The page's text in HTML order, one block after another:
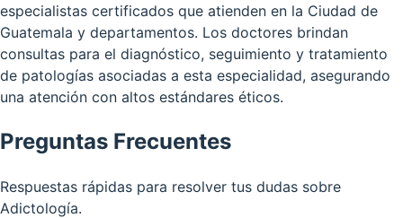
especialistas certificados que atienden en la Ciudad de
Guatemala y departamentos. Los doctores brindan
consultas para el diagnóstico, seguimiento y tratamiento
de patologías asociadas a esta especialidad, asegurando
una atención con altos estándares éticos.
Preguntas Frecuentes
Respuestas rápidas para resolver tus dudas sobre
Adictología.